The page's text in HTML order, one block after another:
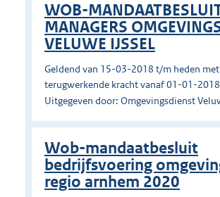
WOB-
MANAGERS
VELUWE IJSSEL
Geldend van 15-03-2018 t/m heden met
terugwerkende kracht vanaf 01-01-2018
Uitgegeven door: Omgevingsdienst
Wob-mandaatbesluit
bedrijfsvoering
regio arnhem 2020